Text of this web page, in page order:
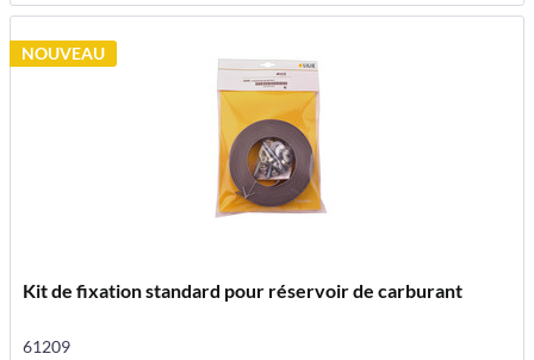
NOUVEAU
Kit de fixation standard pour réservoir de carburant
61209